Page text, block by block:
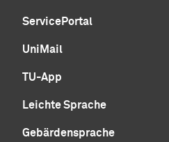
ServicePortal
UniMail
TU-App
Leichte Sprache
Gebärdensprache